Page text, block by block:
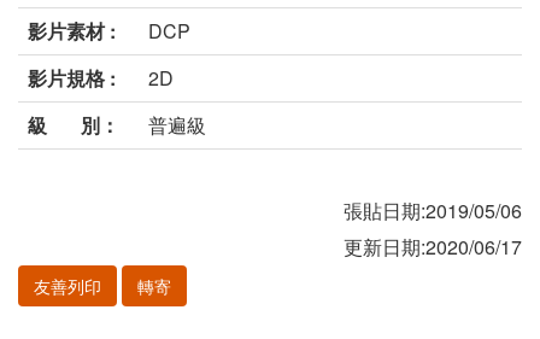
影片素材 :
DCP
影片規格 :
2D
級 別：
普遍級
張貼日期:2019/05/06
更新日期:2020/06/17
友善列印 轉寄